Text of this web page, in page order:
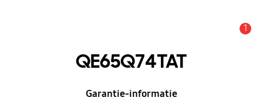
1
QE65Q74TAT
Garantie-informatie